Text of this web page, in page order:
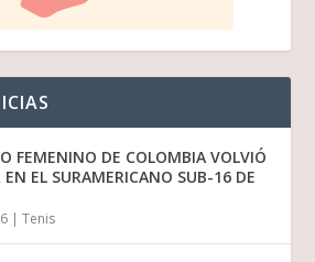
FEMENINO DE COLOMBIA VOLVIÓ
EN EL SURAMERICANO SUB-16 DE
|Tenis